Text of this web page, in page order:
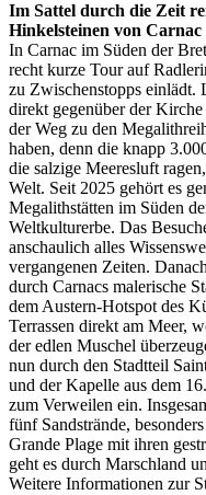
Im Sattel durch die Zeit
Hinkelsteinen von Carnac
In Carnac im Süden der
recht kurze Tour auf
zu Zwischenstopps einlädt.
direkt gegenüber der
der Weg zu den
haben, denn die knapp
die salzige Meeresluft
Welt. Seit 2025 gehört es
Megalithstätten im Süden
Weltkulturerbe. Das
anschaulich alles
vergangenen Zeiten.
durch Carnacs malerische
dem Austern-Hotspot des
Terrassen direkt am Meer,
der edlen Muschel
nun durch den Stadtteil
und der Kapelle aus dem
zum Verweilen ein.
fünf Sandstrände,
Grande Plage mit ihren
geht es durch Marschland
Weitere Informationen zur